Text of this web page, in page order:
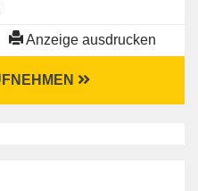
Anzeige ausdrucken